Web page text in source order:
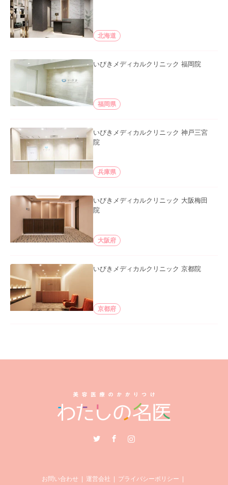
北海道
いびきメディカルクリニック 福岡院
福岡県
いびきメディカルクリニック 神戸三宮
院
兵庫県
いびきメディカルクリニック 大阪梅田
院
大阪府
いびきメディカルクリニック 京都院
京都府
Instagram
お問い合わせ 運営会社 プライバシーポリシー